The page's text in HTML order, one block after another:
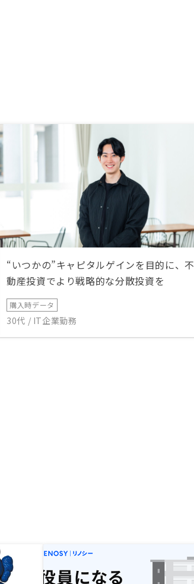
“いつかの”キャピタルゲインを目的に、不
動産投資でより戦略的な分散投資を
購入時データ
30代 / IT企業勤務